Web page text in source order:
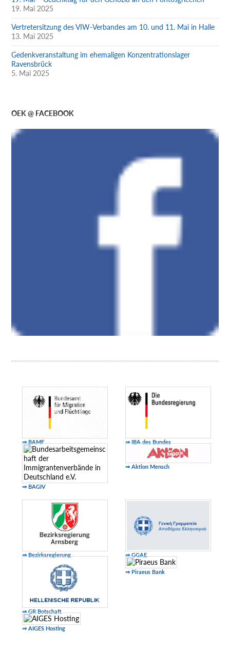
19. Mai 2025
Vertretersitzung des VIW-Verbandes am 10. und 11. Mai in Halle
13. Mai 2025
Gedenkveranstaltung im ehemaligen Konzentrationslager
Ravensbrück
5. Mai 2025
OEK @ FACEBOOK
⇒ BAMF ⇒ IBA des Bundes
⇒ BAGIV
⇒ Aktion Mensch
⇒ Bezirksregierung ⇒ GGAE
⇒ GR Botschaft
⇒ Piraeus Bank
⇒ AIGES Hosting